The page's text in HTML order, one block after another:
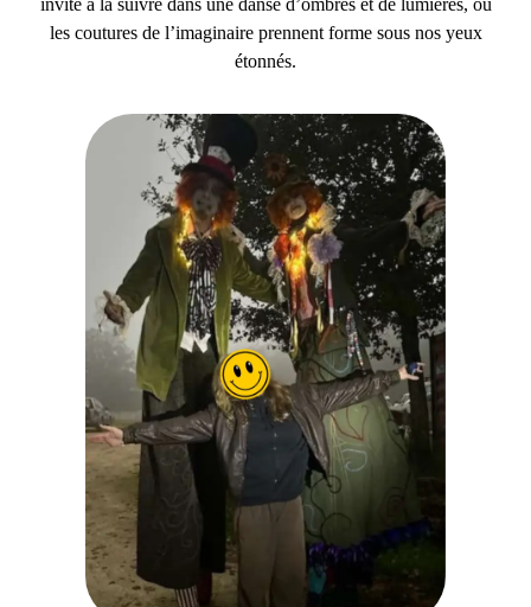
invite à la suivre dans une danse d’ombres et de lumières, où
les coutures de l’imaginaire prennent forme sous nos yeux
étonnés.